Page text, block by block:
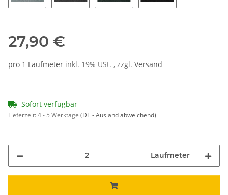
27,90 €
pro 1 Laufmeter inkl. 19% USt. , zzgl. Versand
Sofort verfügbar
Lieferzeit:4 - 5 Werktage (DE - Ausland abweichend)
Laufmeter